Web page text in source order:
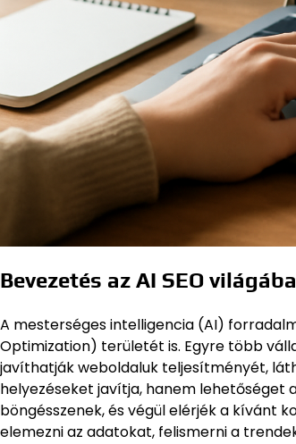
Bevezetés az AI SEO
A mesterséges intelligencia (AI)
Optimization) területét is. Egyre több
javíthatják weboldaluk teljesítményét,
helyezéseket javítja, hanem lehetőséget
böngésszenek, és végül elérjék a kívánt
elemezni az adatokat, felismerni a